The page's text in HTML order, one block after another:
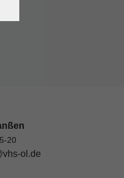
20
ol.de